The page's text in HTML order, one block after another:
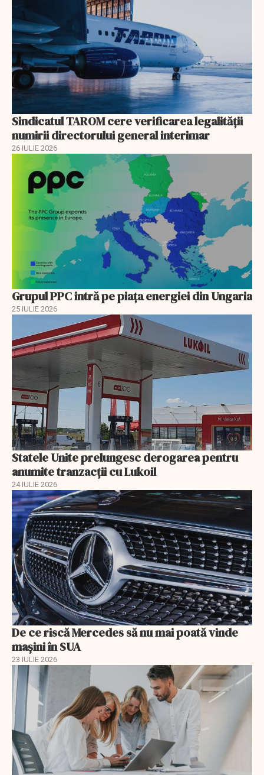
Sindicatul TAROM cere verificarea legalității
numirii directorului general interimar
26 IULIE 2026
Grupul PPC intră pe piața energiei din Ungaria
25 IULIE 2026
Statele Unite prelungesc derogarea pentru
anumite tranzacții cu Lukoil
24 IULIE 2026
De ce riscă Mercedes să nu mai poată vinde
mașini în SUA
23 IULIE 2026